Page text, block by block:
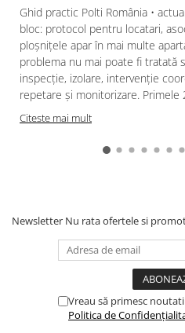
Ghid practic Polti România •
bloc: protocol pentru locatari,
ploșnițele apar în mai multe
problema nu mai poate fi tratată
inspecție, izolare, intervenție
repetare și monitorizare. Primele
Citeste mai mult
Newsletter Nu rata ofertele si
Vreau să primesc
Politica de